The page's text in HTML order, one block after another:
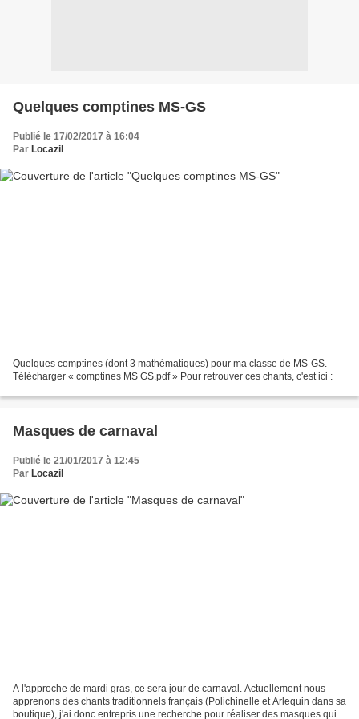
Quelques comptines MS-GS
Publié le 17/02/2017 à 16:04
Par Locazil
Quelques comptines (dont 3 mathématiques) pour ma classe de MS-GS.
Télécharger « comptines MS GS.pdf » Pour retrouver ces chants, c'est ici :
Masques de carnaval
Publié le 21/01/2017 à 12:45
Par Locazil
A l'approche de mardi gras, ce sera jour de carnaval. Actuellement nous
apprenons des chants traditionnels français (Polichinelle et Arlequin dans sa
boutique), j'ai donc entrepris une recherche pour réaliser des masques qui